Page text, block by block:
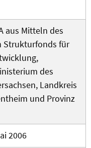
aus Mitteln des
Strukturfonds für
des
Landkreis
und Provinz
2006